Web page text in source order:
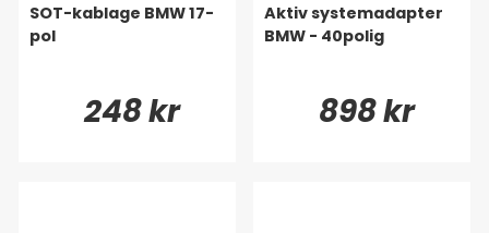
SOT-kablage BMW 17-
pol
248 kr
Aktiv systemadapter
BMW - 40polig
898 kr